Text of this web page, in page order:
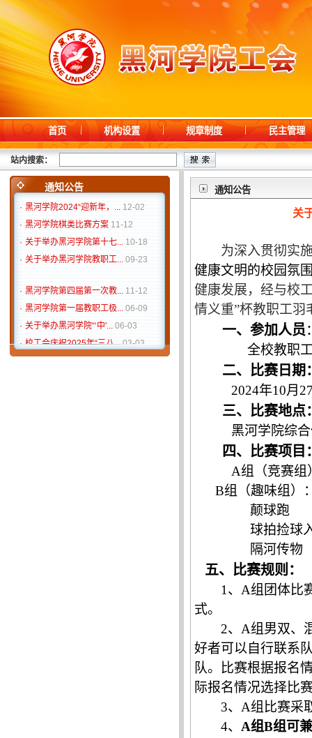
首页 机构设置 规章制度 民主管理
站内搜索：
通知公告
· 黑河学院第四届第一次教... 11-12
· 黑河学院第一届教职工极... 06-09
· 关于举办黑河学院“‘中'... 06-03
·
校工会庆祝2025年“三八...
黑河学院2024“迎新年，...
12-02
黑河学院棋类比赛方案 11-12
关于举办黑河学院第十七...
10-18
关于举办黑河学院教职工... 09-23
黑河学院第四届第一次教...
11-12
黑河学院第一届教职工极...
06-09
关于举办黑河学院“‘中'...
06-03
校工会庆祝2025年“三八...
03-03
· 黑河学院2024“迎新年，... 12-02
通知公告
关
为深入贯彻实
健康文明的校园氛
健康发展，经与校
情义重”杯教职工羽
一、参加人员
全校教职
二、 比赛日期
2024年10月
三、 比赛地点
黑河学院综
四、 比赛项目
A组（竞赛组
B组（趣味组）
颠球跑
球拍捡球
隔河传物
五、比赛规则：
1、A组团体比
式。
2、A组男双、
好者可以自行联系
队。比赛根据报名
际报名情况选择比
3、A组比赛采
4、 A组B组可